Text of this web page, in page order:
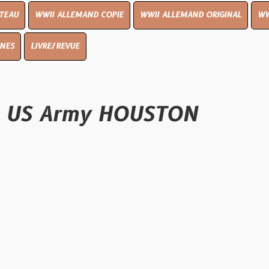
ALLEMAND COPIE WWII ALLEMAND ORIGINAL WWII UK
HOUSTON